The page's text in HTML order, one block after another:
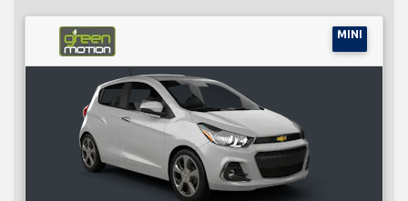
MINI